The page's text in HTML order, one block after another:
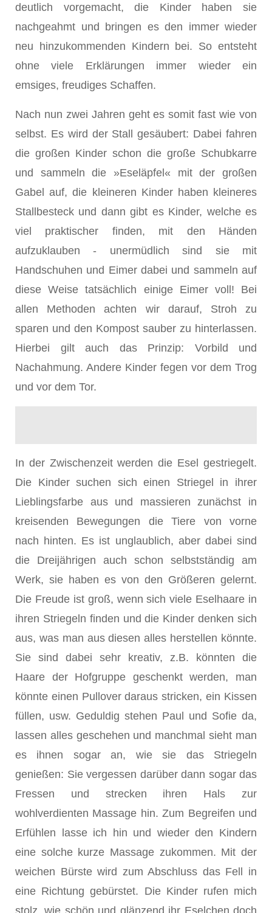
deutlich vorgemacht, die Kinder haben sie
nachgeahmt und bringen es den immer wieder
neu hinzukommenden Kindern bei. So entsteht
ohne viele Erklärungen immer wieder ein
emsiges, freudiges Schaffen.
Nach nun zwei Jahren geht es somit fast wie von
selbst. Es wird der Stall gesäubert: Dabei fahren
die großen Kinder schon die große Schubkarre
und sammeln die »Eseläpfel« mit der großen
Gabel auf, die kleineren Kinder haben kleineres
Stallbesteck und dann gibt es Kinder, welche es
viel praktischer finden, mit den Händen
aufzuklauben - unermüdlich sind sie mit
Handschuhen und Eimer dabei und sammeln auf
diese Weise tatsächlich einige Eimer voll! Bei
allen Methoden achten wir darauf, Stroh zu
sparen und den Kompost sauber zu hinterlassen.
Hierbei gilt auch das Prinzip: Vorbild und
Nachahmung. Andere Kinder fegen vor dem Trog
und vor dem Tor.
In der Zwischenzeit werden die Esel gestriegelt.
Die Kinder suchen sich einen Striegel in ihrer
Lieblingsfarbe aus und massieren zunächst in
kreisenden Bewegungen die Tiere von vorne
nach hinten. Es ist unglaublich, aber dabei sind
die Dreijährigen auch schon selbstständig am
Werk, sie haben es von den Größeren gelernt.
Die Freude ist groß, wenn sich viele Eselhaare in
ihren Striegeln finden und die Kinder denken sich
aus, was man aus diesen alles herstellen könnte.
Sie sind dabei sehr kreativ, z.B. könnten die
Haare der Hofgruppe geschenkt werden, man
könnte einen Pullover daraus stricken, ein Kissen
füllen, usw. Geduldig stehen Paul und Sofie da,
lassen alles geschehen und manchmal sieht man
es ihnen sogar an, wie sie das Striegeln
genießen: Sie vergessen darüber dann sogar das
Fressen und strecken ihren Hals zur
wohlverdienten Massage hin. Zum Begreifen und
Erfühlen lasse ich hin und wieder den Kindern
eine solche kurze Massage zukommen. Mit der
weichen Bürste wird zum Abschluss das Fell in
eine Richtung gebürstet. Die Kinder rufen mich
stolz, wie schön und glänzend ihr Eselchen doch